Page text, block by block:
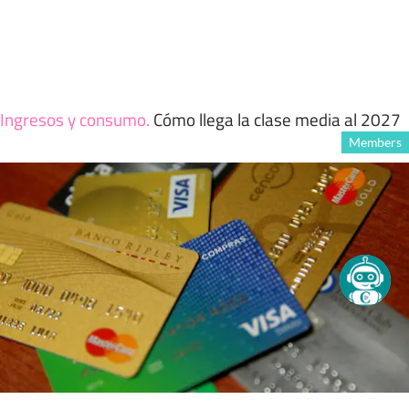
Ingresos y consumo. Cómo llega la clase media al 2027
Members